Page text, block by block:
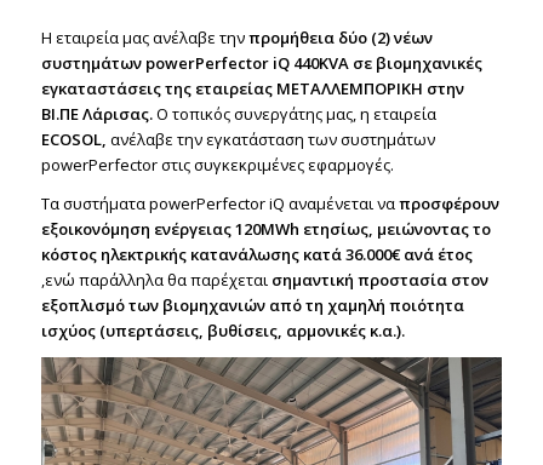
Η εταιρεία μας ανέλαβε τηνπρομήθεια δύο (2) νέων
συστημάτων powerPerfector iQ 440KVA σε βιομηχανικές
εγκαταστάσεις της εταιρείας ΜΕΤΑΛΛΕΜΠΟΡΙΚΗ στην
ΒΙ.ΠΕ Λάρισας.Ο τοπικός συνεργάτης μας, η εταιρεία
ECOSOL, ανέλαβε την εγκατάσταση των συστημάτων
powerPerfector στις συγκεκριμένες εφαρμογές.
Τα συστήματα powerPerfector iQ αναμένεται ναπροσφέρουν
εξοικονόμηση ενέργειας 120MWh ετησίως, μειώνοντας το
κόστος ηλεκτρικής κατανάλωσης κατά 36.000€ ανά έτος
,ενώ παράλληλα θα παρέχεται σημαντική προστασία στον
εξοπλισμό των βιομηχανιών από τη χαμηλή ποιότητα
ισχύος (υπερτάσεις, βυθίσεις, αρμονικές κ.α.).